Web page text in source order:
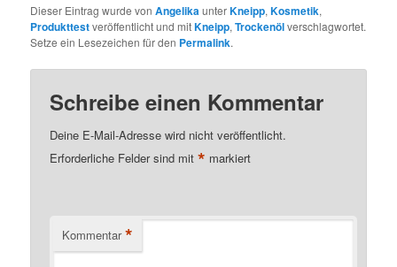
Dieser Eintrag wurde vonAngelikaunterKneipp,Kosmetik,
Produkttestveröffentlicht und mitKneipp,Trockenölverschlagwortet.
Setze ein Lesezeichen für den Permalink.
Schreibe einen Kommentar
Deine E-Mail-Adresse wird nicht veröffentlicht.
Erforderliche Felder sind mit* markiert
Kommentar *